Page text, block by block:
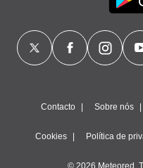
Contacto Sobre nós
Cookies Política de
© 2026 Meteored.